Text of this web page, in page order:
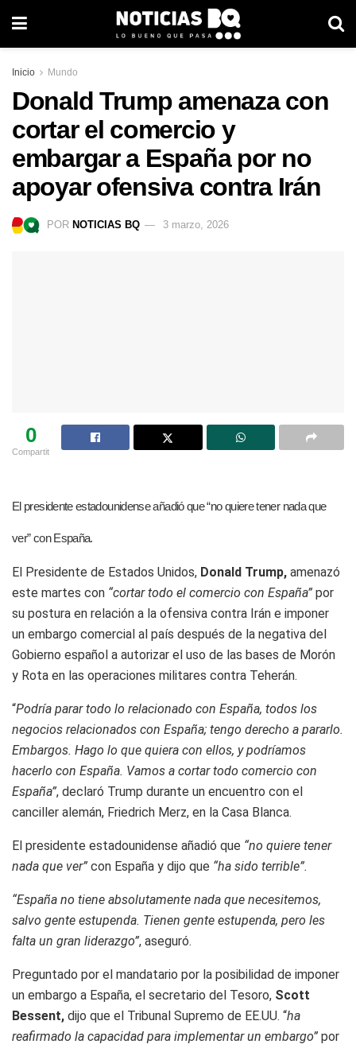
Inicio Mundo
Donald Trump amenaza con
cortar el comercio y
embargar a España por no
apoyar ofensiva contra Irán
POR NOTICIAS BQ 3 marzo, 2026
0
Compartit
El presidente estadounidense añadió que “no quiere tener nada que
ver” con España.
El Presidente de Estados Unidos, Donald Trump, amenazó
este martes con “cortar todo el comercio con España” por
su postura en relación a la ofensiva contra Irán e imponer
un embargo comercial al país después de la negativa del
Gobierno español a autorizar el uso de las bases de Morón
y Rota en las operaciones militares contra Teherán.
“Podría parar todo lo relacionado con España, todos los
negocios relacionados con España; tengo derecho a pararlo.
Embargos. Hago lo que quiera con ellos, y podríamos
hacerlo con España. Vamos a cortar todo comercio con
España”, declaró Trump durante un encuentro con el
canciller alemán, Friedrich Merz, en la Casa Blanca.
El presidente estadounidense añadió que “no quiere tener
nada que ver” con España y dijo que “ha sido terrible”.
“España no tiene absolutamente nada que necesitemos,
salvo gente estupenda. Tienen gente estupenda, pero les
falta un gran liderazgo”, aseguró.
Preguntado por el mandatario por la posibilidad de imponer
un embargo a España, el secretario del Tesoro, Scott
Bessent, dijo que el Tribunal Supremo de EE.UU. “ha
reafirmado la capacidad para implementar un embargo” por